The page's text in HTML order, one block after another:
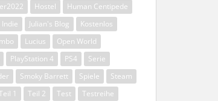
Hostel
Human Centipede
Indie Julian's Blog
Kostenlos
Lucius
Open World
PlayStation 4 PS4
Serie
Smoky Barrett Spiele
Steam
1 Teil 2 Test
Testreihe